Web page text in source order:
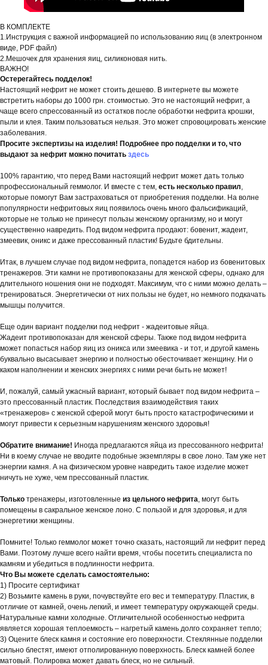
В КОМПЛЕКТЕ
1.Инструкция с важной информацией по использованию яиц (в электронном
виде, PDF файл)
2.Мешочек для хранения яиц, силиконовая нить.
ВАЖНО!
Остерегайтесь подделок!
Настоящий нефрит не может стоить дешево. В интернете вы можете
встретить наборы до 1000 грн. стоимостью. Это не настоящий нефрит, а
чаще всего спрессованный из остатков после обработки нефрита крошки,
пыли и клея. Таким пользоваться нельзя. Это может спровоцировать женские
заболевания.
Просите экспертизы на изделия! Подробнее про подделки и то, что
выдают за нефрит можно почитать здесь
100% гарантию, что перед Вами настоящий нефрит может дать только
профессиональный геммолог. И вместе с тем, есть несколько правил,
которые помогут Вам застраховаться от приобретения подделки. На волне
популярности нефритовых яиц появилось очень много фальсификаций,
которые не только не принесут пользы женскому организму, но и могут
существенно навредить. Под видом нефрита продают: бовенит, жадеит,
змеевик, оникс и даже прессованный пластик! Будьте бдительны.
Итак, в лучшем случае под видом нефрита, попадется набор из бовенитовых
тренажеров. Эти камни не противопоказаны для женской сферы, однако для
длительного ношения они не подходят. Максимум, что с ними можно делать –
тренироваться. Энергетически от них пользы не будет, но немного подкачать
мышцы получится.
Еще один вариант подделки под нефрит - жадеитовые яйца.
Жадеит противопоказан для женской сферы. Также под видом нефрита
может попасться набор яиц из оникса или змеевика - и тот, и другой камень
буквально высасывает энергию и полностью обесточивает женщину. Ни о
каком наполнении и женских энергиях с ними речи быть не может!
И, пожалуй, самый ужасный вариант, который бывает под видом нефрита –
это прессованный пластик. Последствия взаимодействия таких
«тренажеров» с женской сферой могут быть просто катастрофическими и
могут привести к серьезным нарушениям женского здоровья!
Обратите внимание! Иногда предлагаются яйца из прессованного нефрита!
Ни в коему случае не вводите подобные экземпляры в свое лоно. Там уже нет
энергии камня. А на физическом уровне навредить такое изделие может
ничуть не хуже, чем прессованный пластик.
Только тренажеры, изготовленные из цельного нефрита, могут быть
помещены в сакральное женское лоно. С пользой и для здоровья, и для
энергетики женщины.
Помните! Только геммолог может точно сказать, настоящий ли нефрит перед
Вами. Поэтому лучше всего найти время, чтобы посетить специалиста по
камням и убедиться в подлинности нефрита.
Что Вы можете сделать самостоятельно:
1) Просите сертификат
2) Возьмите камень в руки, почувствуйте его вес и температуру. Пластик, в
отличие от камней, очень легкий, и имеет температуру окружающей среды.
Натуральные камни холодные. Отличительной особенностью нефрита
является хорошая теплоемкость – нагретый камень долго сохраняет тепло;
3) Оцените блеск камня и состояние его поверхности. Стеклянные подделки
сильно блестят, имеют отполированную поверхность. Блеск камней более
матовый. Полировка может давать блеск, но не сильный.